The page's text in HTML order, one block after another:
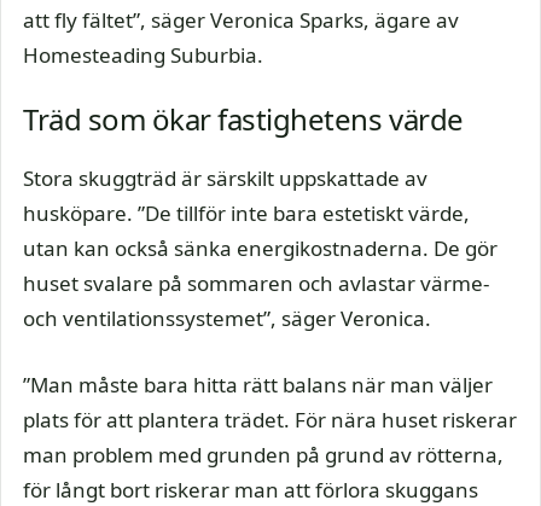
att fly fältet”, säger Veronica Sparks, ägare av
Homesteading Suburbia.
Träd som ökar fastighetens värde
Stora skuggträd är särskilt uppskattade av
husköpare. ”De tillför inte bara estetiskt värde,
utan kan också sänka energikostnaderna. De gör
huset svalare på sommaren och avlastar värme-
och ventilationssystemet”, säger Veronica.
”Man måste bara hitta rätt balans när man väljer
plats för att plantera trädet. För nära huset riskerar
man problem med grunden på grund av rötterna,
för långt bort riskerar man att förlora skuggans